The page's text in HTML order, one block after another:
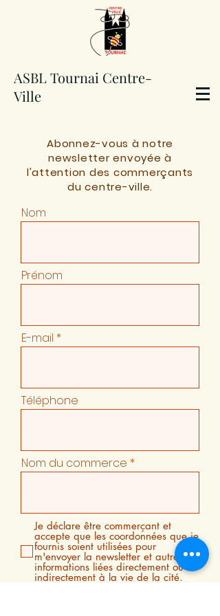
ASBL Tournai Centre-
Ville
Abonnez-vous à notre
newsletter envoyée à
l'attention des commerçants
du centre-ville.
Nom
Prénom
E-mail
Téléphone
Nom du commerce
Je déclare être commerçant et
accepte que les coordonnées que je
fournis soient utilisées pour
m'envoyer la newsletter et autres
informations liées directement ou
indirectement à la vie de la cité.